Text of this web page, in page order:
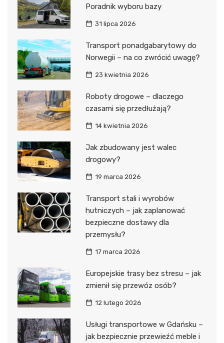
Poradnik wyboru bazy
31 lipca 2026
Transport ponadgabarytowy do
Norwegii – na co zwrócić uwagę?
23 kwietnia 2026
Roboty drogowe – dlaczego
czasami się przedłużają?
14 kwietnia 2026
Jak zbudowany jest walec
drogowy?
19 marca 2026
Transport stali i wyrobów
hutniczych – jak zaplanować
bezpieczne dostawy dla
przemysłu?
17 marca 2026
Europejskie trasy bez stresu – jak
zmienił się przewóz osób?
12 lutego 2026
Usługi transportowe w Gdańsku –
jak bezpiecznie przewieźć meble i